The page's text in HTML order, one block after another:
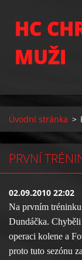
HC
MUŽI
Úvodní stránka >
PRVNÍ
02.09.2010 22:02
Na prvním
Dundáčka.
operaci kolene a
proto tuto sezónu